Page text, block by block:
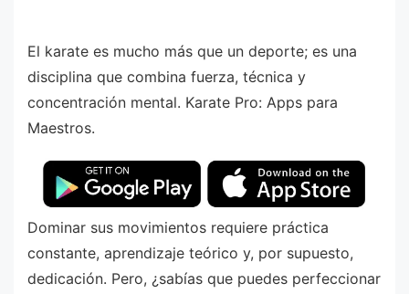
El karate es mucho más que un deporte; es una
disciplina que combina fuerza, técnica y
concentración mental. Karate Pro: Apps para
Maestros.
Dominar sus movimientos requiere práctica
constante, aprendizaje teórico y, por supuesto,
dedicación. Pero, ¿sabías que puedes perfeccionar